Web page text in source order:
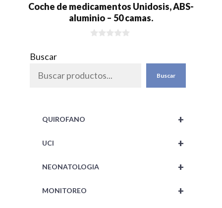
Coche de medicamentos Unidosis, ABS-
aluminio – 50 camas.
Buscar
Buscar
+
QUIROFANO
+
UCI
+
NEONATOLOGIA
+
MONITOREO